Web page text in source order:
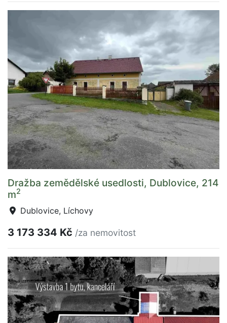
Dražba zemědělské usedlosti, Dublovice, 214
m2
Dublovice, Líchovy
3 173 334 Kč /za nemovitost